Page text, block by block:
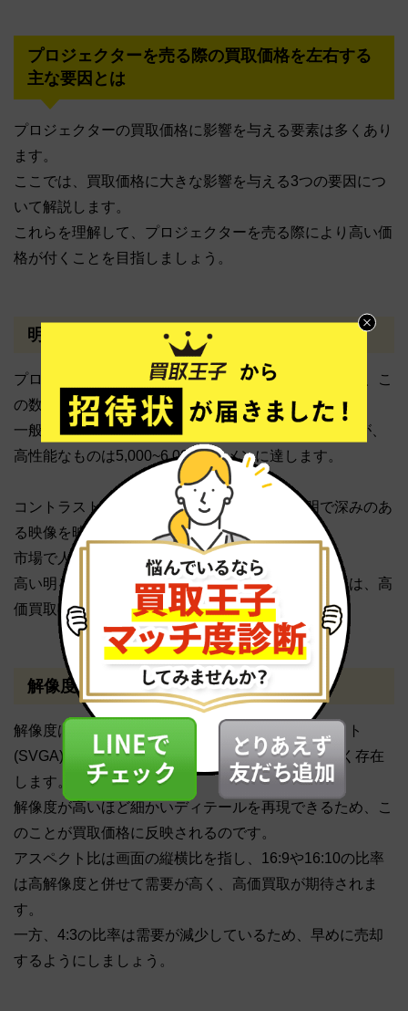
プロジェクターを売る際の買取価格を左右する
主な要因とは
プロジェクターの買取価格に影響を与える要素は多くあり
ます。
ここでは、買取価格に大きな影響を与える3つの要因につ
いて解説します。
これらを理解して、プロジェクターを売る際により高い価
格が付くことを目指しましょう。
明るさとコントラスト比
プロジェクターの明るさは「ルーメン」であらわされ、こ
の数値が高いほど明るく鮮明な映像を投影できます。
一般的なプロジェクターは1,000~2,000ルーメンですが、
高性能なものは5,000~6,000ルーメンに達します。
コントラスト比も重要で、高い比率はより鮮明で深みのあ
る映像を映し出します。
市場で人気の比率は3,000:1や1,000:1です。
高い明るさとコントラスト比を持つプロジェクターは、高
価買取の対象となりやすいです。
解像度とアスペクト比
解像度は画像の緻密さを表す指標で、800×600ドット
(SVGA)から1,920×1,200ドット(WUXGA)まで幅広く存在
します。
解像度が高いほど細かいディテールを再現できるため、こ
のことが買取価格に反映されるのです。
アスペクト比は画面の縦横比を指し、16:9や16:10の比率
は高解像度と併せて需要が高く、高価買取が期待されま
す。
一方、4:3の比率は需要が減少しているため、早めに売却
するようにしましょう。